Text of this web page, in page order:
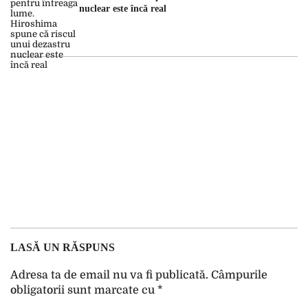
nuclear este încă real
LASĂ UN RĂSPUNS
Adresa ta de email nu va fi publicată. Câmpurile
obligatorii sunt marcate cu *